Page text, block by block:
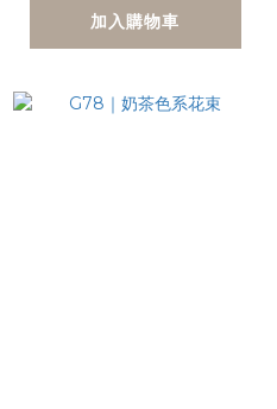
加入購物車